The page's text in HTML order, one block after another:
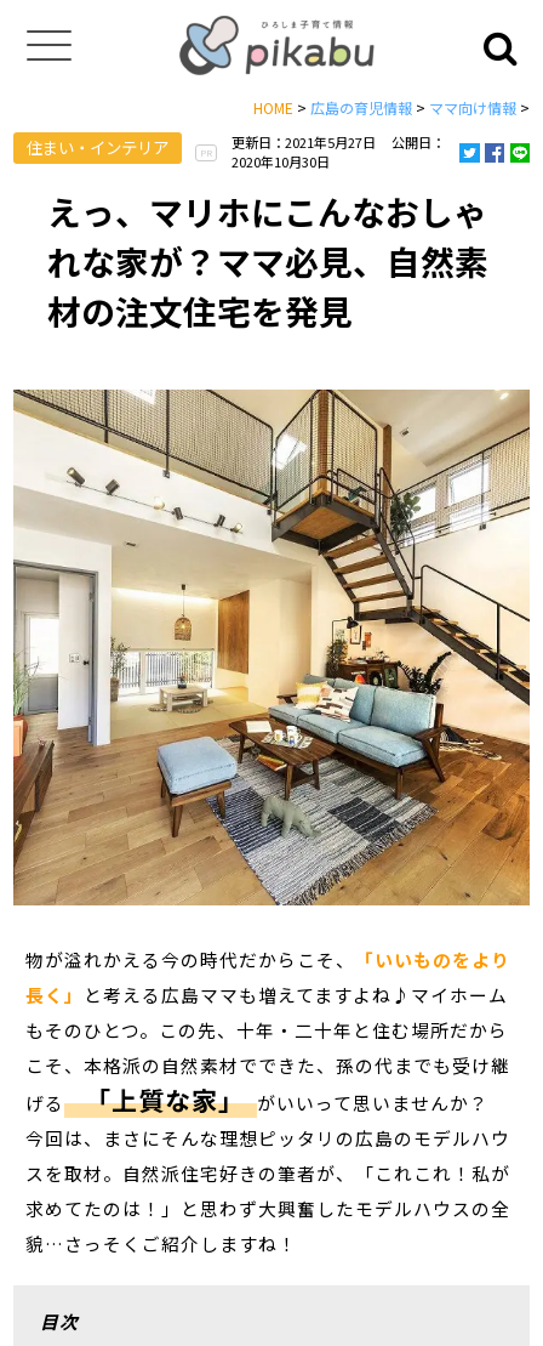
HOME > 広島の育児情報> ママ向け情報>
住まい・インテリア PR
更新日：2021年5月27日
公開日：
2020年10月30日
えっ、マリホにこんなおしゃ
れな家が？ママ必見、自然素
材の注文住宅を発見
物が溢れかえる今の時代だからこそ、
「いいものをより
長く」
と考える広島ママも増えてますよね♪マイホーム
もそのひとつ。この先、十年・二十年と住む場所だから
こそ、本格派の自然素材でできた、孫の代までも受け継
げる 「上質な家」 がいいって思いませんか？
今回は、まさにそんな理想ピッタリの広島のモデルハウ
スを取材。自然派住宅好きの筆者が、「これこれ！私が
求めてたのは！」と思わず大興奮したモデルハウスの全
貌…さっそくご紹介しますね！
目次